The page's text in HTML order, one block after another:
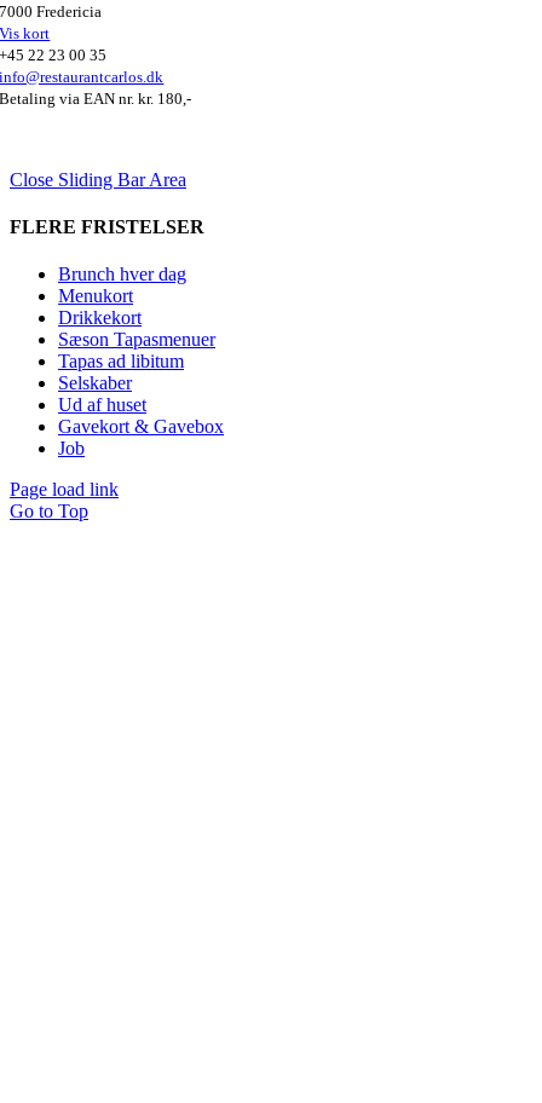
7000 Fredericia
Vis kort
+45 22 23 00 35
info@restaurantcarlos.dk
Betaling via EAN nr. kr. 180,-
Close Sliding Bar Area
FLERE FRISTELSER
Brunch hver dag
Menukort
Drikkekort
Sæson Tapasmenuer
Tapas ad libitum
Selskaber
Ud af huset
Gavekort & Gavebox
Job
Page load link
Go to Top